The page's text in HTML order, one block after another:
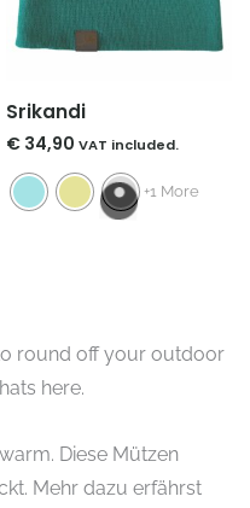
Srikandi
€ 34,90 VAT included.
+1 More
round off your outdoor
here.
Diese Mützen
Mehr dazu erfährst